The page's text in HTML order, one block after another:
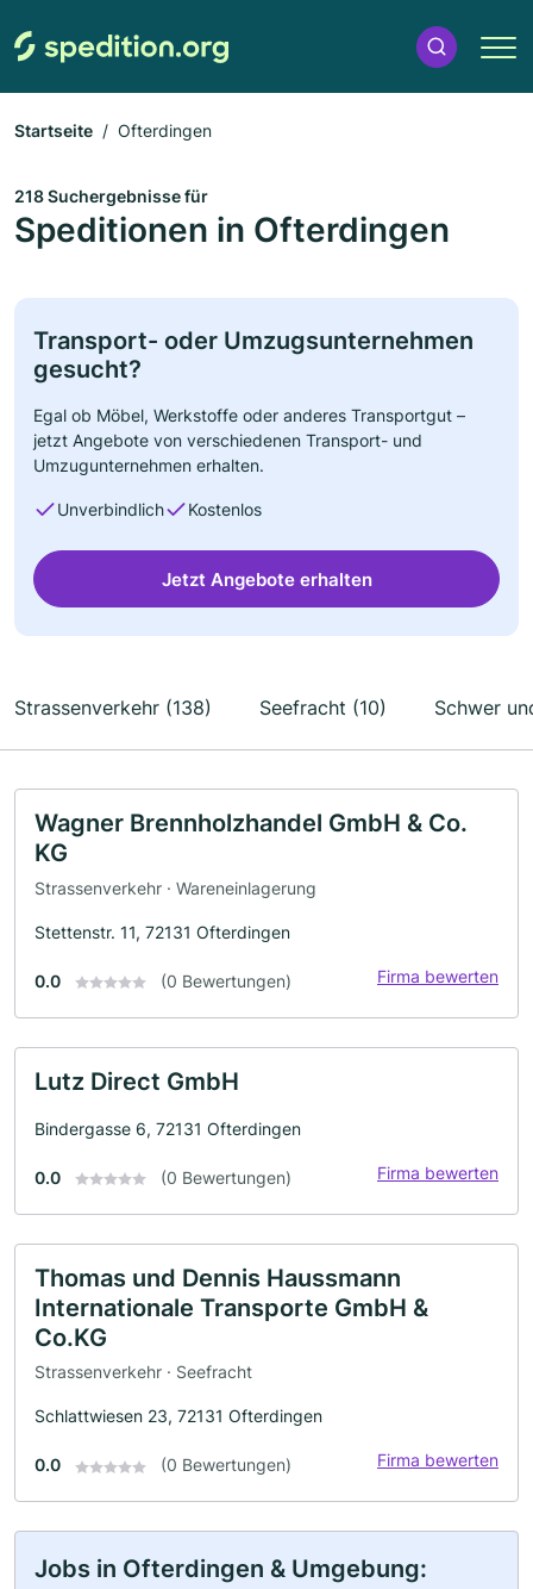
Startseite Ofterdingen
218 Suchergebnisse für
Speditionen in Ofterdingen
Transport- oder Umzugsunternehmen
gesucht?
Egal ob Möbel, Werkstoffe oder anderes Transportgut –
jetzt Angebote von verschiedenen Transport- und
Umzugunternehmen erhalten.
Unverbindlich Kostenlos
Jetzt Angebote erhalten
Strassenverkehr (138) Seefracht (10) Schwer
Wagner Brennholzhandel GmbH & Co.
KG
Strassenverkehr · Wareneinlagerung
Stettenstr. 11, 72131 Ofterdingen
0.0 (0 Bewertungen) Firma bewerten
Lutz Direct GmbH
Bindergasse 6, 72131 Ofterdingen
0.0 (0 Bewertungen) Firma bewerten
Thomas und Dennis Haussmann
Internationale Transporte GmbH &
Co.KG
Strassenverkehr · Seefracht
Schlattwiesen 23, 72131 Ofterdingen
0.0 (0 Bewertungen) Firma bewerten
Jobs in Ofterdingen & Umgebung: